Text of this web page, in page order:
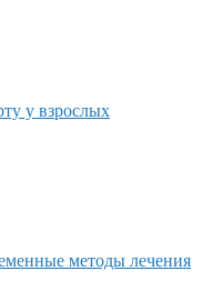
у взрослых
методы лечения